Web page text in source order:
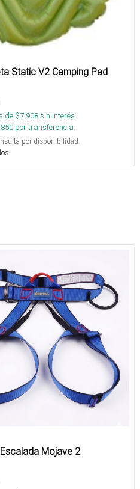
Static V2 Camping Pad
de $7.908sin interés
por transferencia.
por disponibilidad.
Mojave 2